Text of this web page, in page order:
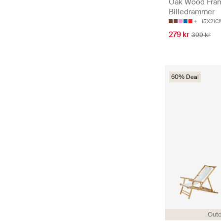
Oak Wood
Billedrammer
279 kr 399 kr
60% Deal